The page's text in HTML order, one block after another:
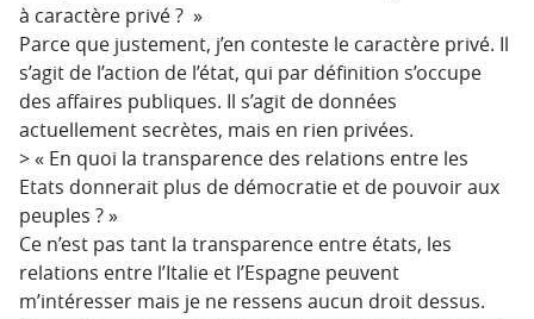
à caractère privé ? »
Parce que justement, j’en conteste le caractère privé. Il
s’agit de l’action de l’état, qui par définition s’occupe
des affaires publiques. Il s’agit de données
actuellement secrètes, mais en rien privées.
> « En quoi la transparence des relations entre les
Etats donnerait plus de démocratie et de pouvoir aux
peuples ? »
Ce n’est pas tant la transparence entre états, les
relations entre l’Italie et l’Espagne peuvent
m’intéresser mais je ne ressens aucun droit dessus.